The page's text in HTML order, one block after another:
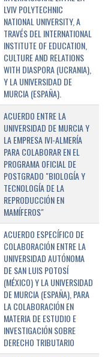
LVIV POLYTECHNIC
NATIONAL UNIVERSITY, A
TRAVÉS DEL INTERNATIONAL
INSTITUTE OF EDUCATION,
CULTURE AND RELATIONS
WITH DIASPORA (UCRANIA),
Y LA UNIVERSIDAD DE
MURCIA (ESPAÑA).
ACUERDO ENTRE LA
UNIVERSIDAD DE MURCIA Y
LA EMPRESA IVI-ALMERÍA
PARA COLABORAR EN EL
PROGRAMA OFICIAL DE
POSTGRADO "BIOLOGÍA Y
TECNOLOGÍA DE LA
REPRODUCCIÓN EN
MAMÍFEROS"
ACUERDO ESPECÍFICO DE
COLABORACIÓN ENTRE LA
UNIVERSIDAD AUTÓNOMA
DE SAN LUIS POTOSÍ
(MÉXICO) Y LA UNIVERSIDAD
DE MURCIA (ESPAÑA), PARA
LA COLABORACIÓN EN
MATERIA DE ESTUDIO E
INVESTIGACIÓN SOBRE
DERECHO TRIBUTARIO